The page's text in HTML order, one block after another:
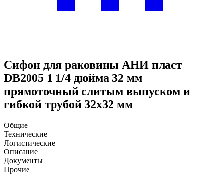
Сифон для раковины АНИ пласт
DB2005 1 1/4 дюйма 32 мм
прямоточный слитым выпуском и
гибкой трубой 32х32 мм
Общие
Технические
Логистические
Описание
Документы
Прочие